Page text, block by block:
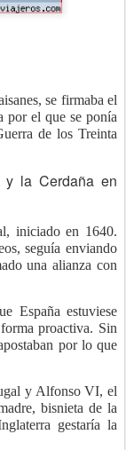
se firmaba el
por el que se ponía
de los Treinta
y la Cerdaña en
iniciado en 1640.
seguía enviando
una alianza con
España estuviese
proactiva. Sin
por lo que
y Alfonso VI, el
bisnieta de la
gestaría la